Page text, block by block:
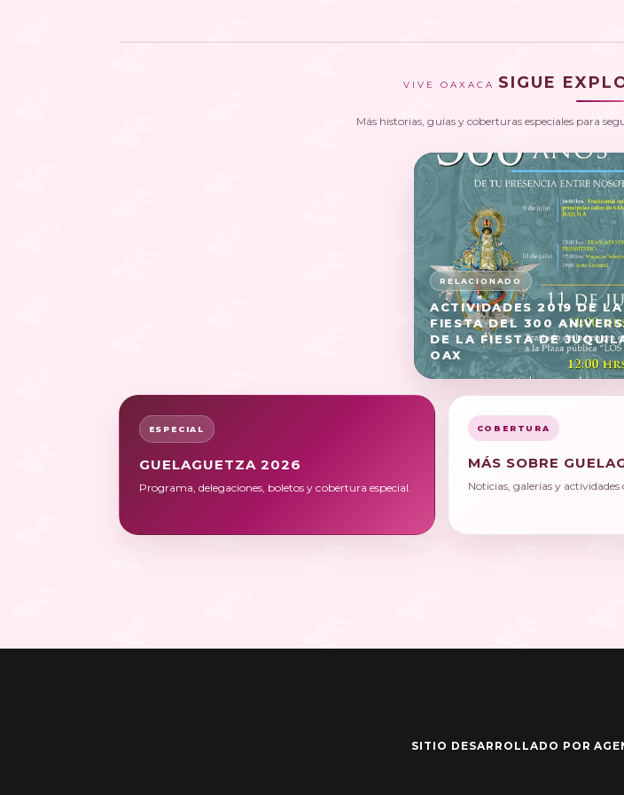
VIVE OAXACA SIGUE
Más historias, guías y coberturas especiales para
ACTIVIDADES 2019 DE LA
FIESTA DEL 300
DE LA FIESTA DE
OAX
ESPECIAL
GUELAGUETZA 2026
Programa, delegaciones, boletos y cobertura especial.
COBERTURA
MÁS SOBRE
Noticias, galerías y actividades
SITIO DESARROLLADO POR